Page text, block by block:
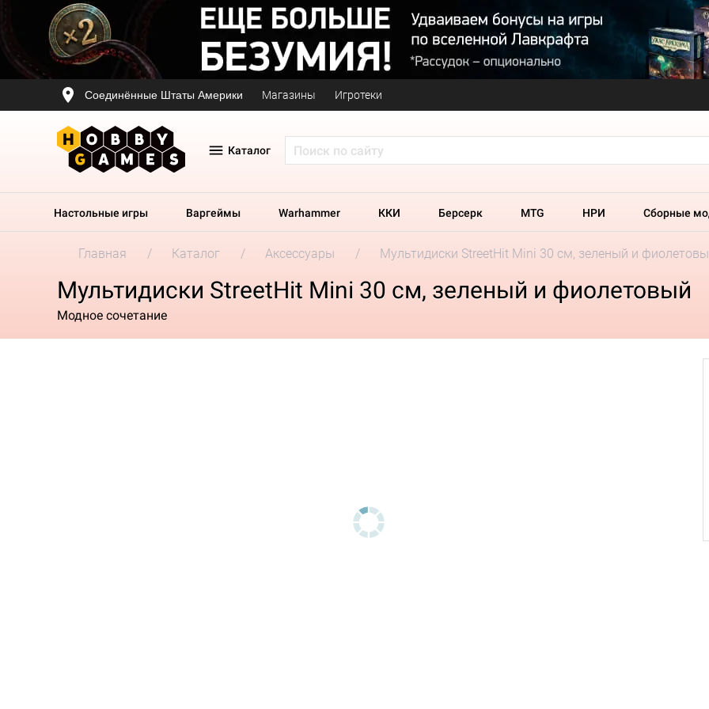
Соединённые Штаты Америки Магазины Игротеки
Каталог
Настольные игры Варгеймы Warhammer ККИ Берсерк MTG НРИ Сборные
Главная Каталог Аксессуары Мультидиски StreetHit Mini 30 см, зеленый и
Мультидиски StreetHit Mini 30 см, зеленый и фиолетовый
Модное сочетание